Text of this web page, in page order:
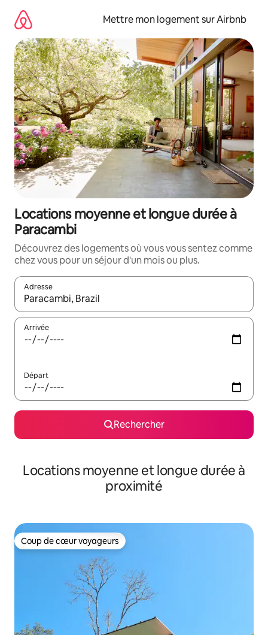
directement
contenu
Mettre mon logement sur Airbnb
Locations moyenne et longue durée à
Paracambi
Découvrez des logements où vous vous sentez comme
chez vous pour un séjour d'un mois ou plus.
Adresse
Lorsque les résultats s'affichent, utilisez les flèches vers le
Arrivée
Départ
Rechercher
Locations moyenne et longue durée à
proximité
Coup de cœur voyageurs
Coup de cœur voyageurs